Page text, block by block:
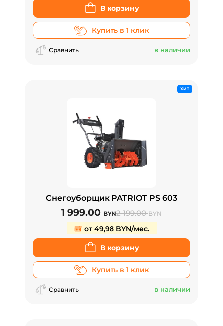
В корзину
Купить в 1 клик
Сравнить в наличии
ХИТ
Снегоуборщик PATRIOT PS 603
1 999.00 BYN2 199.00BYN
от 49,98 BYN/мес.
В корзину
Купить в 1 клик
Сравнить в наличии